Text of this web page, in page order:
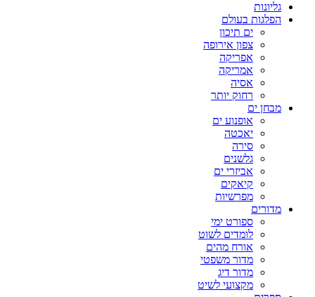
גליונות
הפלגות בעולם
ים תיכון
צפון אירופה
אפריקה
אמריקה
אסיה
רחוק יותר
מבחן ים
אופנוע ים
יאכטה
סירה
גלשנים
אביזרי ים
קיאקים
מפרשיות
מדורים
ספורט ימי
לומדים לשוט
אורח מהים
מדור משפטי
מדור דיג
מקצועי לשיט